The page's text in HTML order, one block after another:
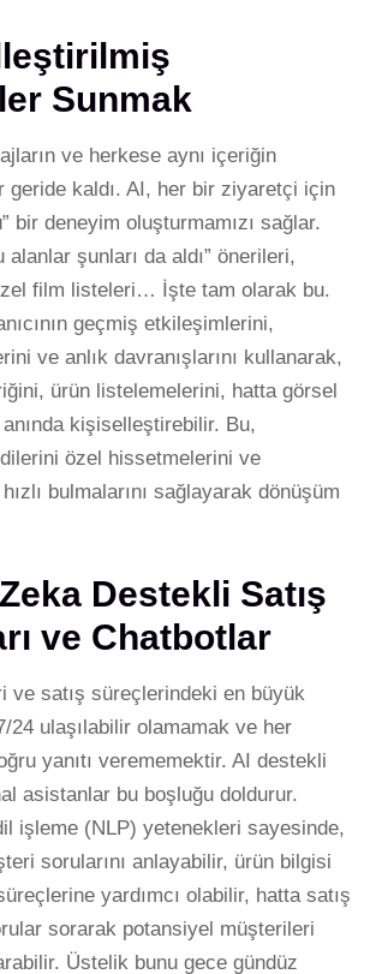
Sunmak
ve herkese aynı içeriğin
geride kaldı. AI, her bir ziyaretçi için
bir deneyim oluşturmamızı sağlar.
alanlar şunları da aldı” önerileri,
film listeleri… İşte tam olarak bu.
geçmiş etkileşimlerini,
ve anlık davranışlarını kullanarak,
ürün listelemelerini, hatta görsel
kişiselleştirebilir. Bu,
özel hissetmelerini ve
hızlı bulmalarını sağlayarak dönüşüm
Destekli Satış
ve Chatbotlar
ve satış süreçlerindeki en büyük
24 ulaşılabilir olamamak ve her
yanıtı verememektir. AI destekli
asistanlar bu boşluğu doldurur.
işleme (NLP) yetenekleri sayesinde,
sorularını anlayabilir, ürün bilgisi
yardımcı olabilir, hatta satış
sorarak potansiyel müşterileri
Üstelik bunu gece gündüz